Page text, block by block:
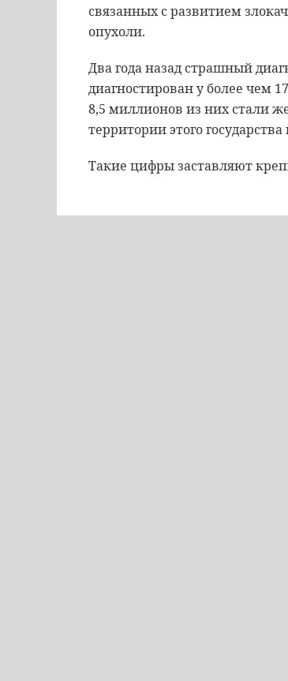
связанных с развитием
опухоли.
Два года назад страшный
диагностирован у более чем
8,5 миллионов из них стали
территории этого
Такие цифры заставляют